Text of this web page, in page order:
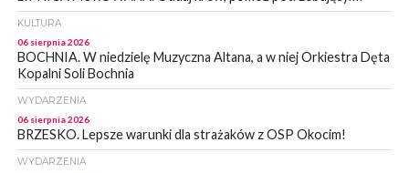
KULTURA
06 sierpnia 2026
BOCHNIA. W niedzielę Muzyczna Altana, a w niej Orkiestra Dęta
Kopalni Soli Bochnia
WYDARZENIA
06 sierpnia 2026
BRZESKO. Lepsze warunki dla strażaków z OSP Okocim!
WYDARZENIA